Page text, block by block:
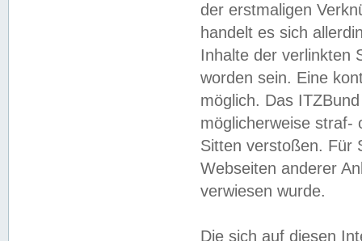
der erstmaligen
handelt es sich
Inhalte der verlinkten
worden sein. Eine
möglich. Das
möglicherweise straf-
Sitten verstoßen. Für
Webseiten anderer
verwiesen wurde.
Die sich auf diesen